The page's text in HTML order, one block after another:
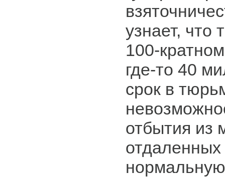
узнает, что
100-
где-то 40
срок в
отбытия из